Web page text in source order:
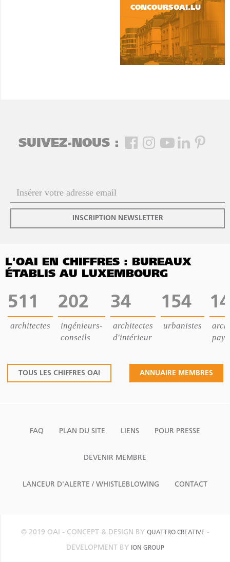
CONCOURSOAI.LU
SUIVEZ-NOUS :
INSCRIPTION NEWSLETTER
L'OAI EN CHIFFRES : BUREAUX
ÉTABLIS AU LUXEMBOURG
511
architectes
202
ingénieurs-
conseils
34
architectes
d'intérieur
154
urbanistes
14
TOUS LES CHIFFRES OAI ANNUAIRE MEMBRES
FAQ PLAN DU SITE LIENS POUR PRESSE
DEVENIR MEMBRE
LANCEUR D'ALERTE / WHISTLEBLOWING CONTACT
© 2019 OAI - CONCEPT & DESIGN BY QUATTRO CREATIVE -
DEVELOPMENT BY ION GROUP